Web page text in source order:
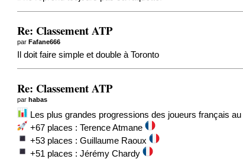
Re: Classement ATP
par Fafane666
Il doit faire simple et double à Toronto
Re: Classement ATP
parhabas
Les plus grandes progressions des joueurs français
+67 places : Terence Atmane
+53 places : Guillaume Raoux
+51 places : Jérémy Chardy